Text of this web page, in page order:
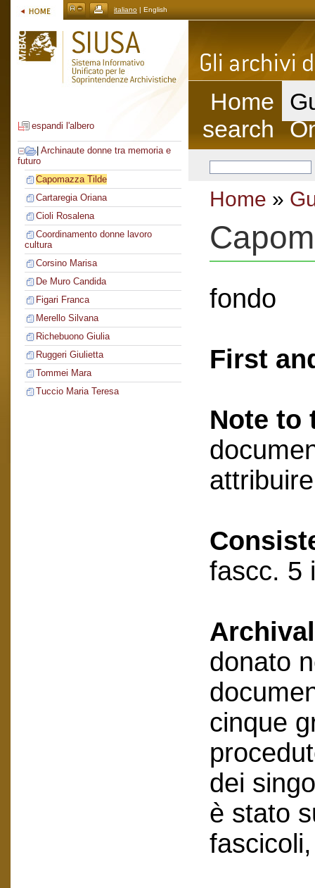
italiano | English
espandi l'albero
Archinaute donne tra memoria e
futuro
Capomazza Tilde
Cartaregia Oriana
Cioli Rosalena
Coordinamento donne lavoro
cultura
Corsino Marisa
De Muro Candida
Figari Franca
Merello Silvana
Richebuono Giulia
Ruggeri Giulietta
Tommei Mara
Tuccio Maria Teresa
Home
search
Home »
fondo
First
Note to
fascc. 5
donato
cinque
dei
è stato